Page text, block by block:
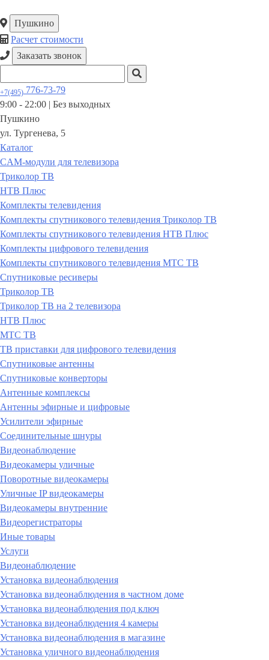
Пушкино
Расчет стоимости
Заказать звонок
+7(495) 776-73-79
9:00 - 22:00 | Без выходных
Пушкино
ул. Тургенева, 5
Каталог
CAM-модули для телевизора
Триколор ТВ
НТВ Плюс
Комплекты телевидения
Комплекты спутникового телевидения Триколор ТВ
Комплекты спутникового телевидения НТВ Плюс
Комплекты цифрового телевидения
Комплекты спутникового телевидения МТС ТВ
Спутниковые ресиверы
Триколор ТВ
Триколор ТВ на 2 телевизора
НТВ Плюс
МТС ТВ
ТВ приставки для цифрового телевидения
Спутниковые антенны
Спутниковые конверторы
Антенные комплексы
Антенны эфирные и цифровые
Усилители эфирные
Соединительные шнуры
Видеонаблюдение
Видеокамеры уличные
Поворотные видеокамеры
Уличные IP видеокамеры
Видеокамеры внутренние
Видеорегистраторы
Иные товары
Услуги
Видеонаблюдение
Установка видеонаблюдения
Установка видеонаблюдения в частном доме
Установка видеонаблюдения под ключ
Установка видеонаблюдения 4 камеры
Установка видеонаблюдения в магазине
Установка уличного видеонаблюдения